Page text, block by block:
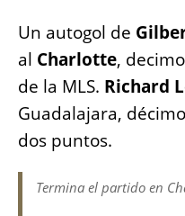
Un autogol de
al Charlotte,
de la MLS. Richard
Guadalajara,
dos puntos.
Termina el partido en